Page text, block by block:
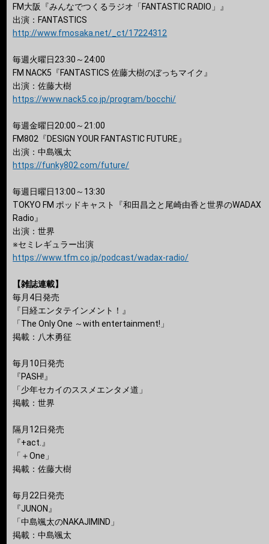
FM大阪『みんなでつくるラジオ「FANTASTIC RADIO」』
出演：FANTASTICS
http://www.fmosaka.net/_ct/17224312
毎週火曜日23:30～24:00
FM NACK5『FANTASTICS 佐藤⼤樹のぼっちマイク』
出演：佐藤大樹
https://www.nack5.co.jp/program/bocchi/
毎週金曜日20:00～21:00
FM802『DESIGN YOUR FANTASTIC FUTURE』
出演：中島颯太
https://funky802.com/future/
毎週日曜日13:00～13:30
TOKYO FM ポッドキャスト『和田昌之と尾崎由香と世界のWADAX
Radio』
出演：世界
※セミレギュラー出演
https://www.tfm.co.jp/podcast/wadax-radio/
【雑誌連載】
毎月4日発売
『日経エンタテインメント！』
「The Only One ～with entertainment!」
掲載：八木勇征
毎月10日発売
『PASH!』
「少年セカイのススメエンタメ道」
掲載：世界
隔月12日発売
『+act.』
「＋One」
掲載：佐藤大樹
毎月22日発売
『JUNON』
「中島颯太のNAKAJIMIND」
掲載：中島颯太